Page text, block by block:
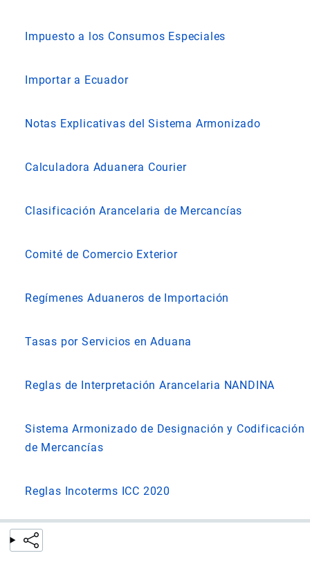
Impuesto a los Consumos Especiales
Importar a Ecuador
Notas Explicativas del Sistema Armonizado
Calculadora Aduanera Courier
Clasificación Arancelaria de Mercancías
Comité de Comercio Exterior
Regímenes Aduaneros de Importación
Tasas por Servicios en Aduana
Reglas de Interpretación Arancelaria NANDINA
Sistema Armonizado de Designación y Codificación
de Mercancías
Reglas Incoterms ICC 2020